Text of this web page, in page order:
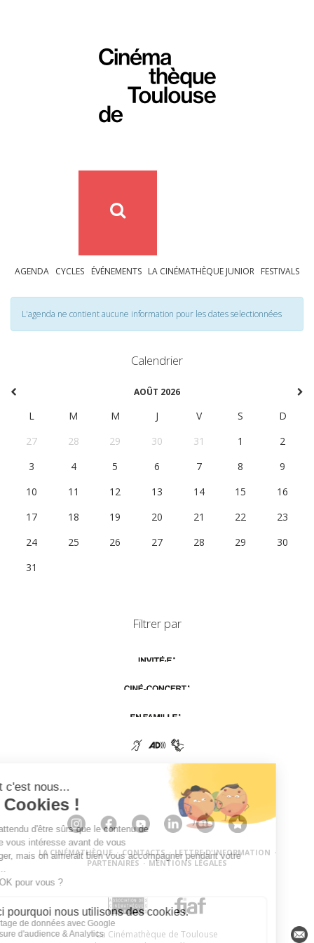
AGENDA CYCLES ÉVÉNEMENTS LA CINÉMATHÈQUE JUNIOR FESTIVALS
L'agenda ne contient aucune information pour les dates selectionnées
Calendrier
AOÛT 2026
L M M J V S
D
27
28 29 30 31 1
2
3
4 5 6 7 8
9
10
11 12 13 14 15
16
17
18 19 20 21 22
23
24
25 26 27 28 29
30
31
Filtrer par
LA CINÉMATHÈQUE · CONTACTS · LETTRE D'INFORMATION ·
PARTENAIRES · MENTIONS LÉGALES
La Cinémathèque de Toulouse